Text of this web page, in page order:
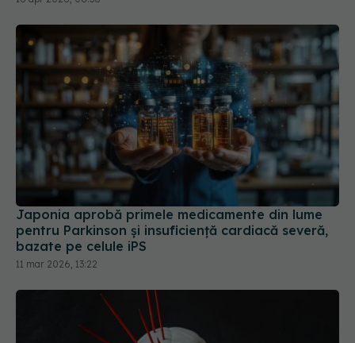
Japonia aprobă primele medicamente din lume
pentru Parkinson și insuficiență cardiacă severă,
bazate pe celule iPS
11 mar 2026, 13:22